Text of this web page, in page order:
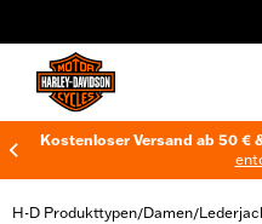
Kostenloser Versand ab 50 €
H-D Produkttypen/Damen/